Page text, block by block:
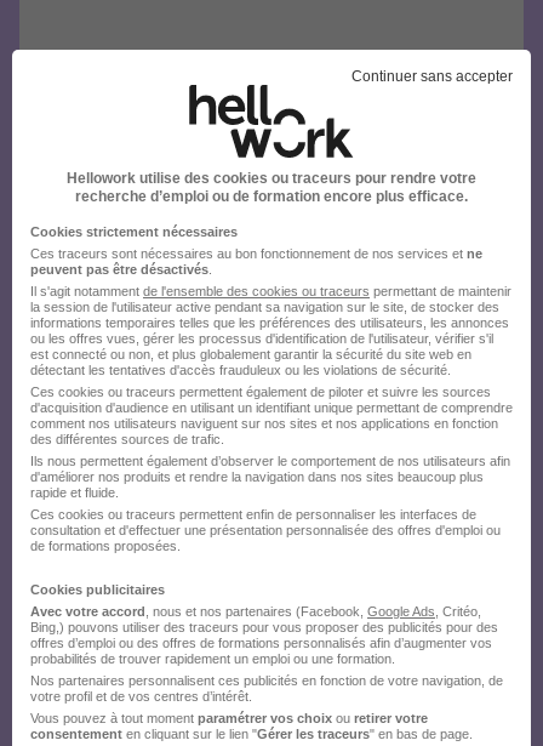
Continuer sans accepter
Hellowork utilise des cookies ou traceurs pour rendre votre
recherche d’emploi ou de formation encore plus efficace.
Cookies strictement nécessaires
Ces traceurs sont nécessaires au bon fonctionnement de nos services et ne
peuvent pas être désactivés
Il s'agit notamment de l'ensemble des cookies ou traceurs permettant de maintenir
la session de l'utilisateur active pendant sa navigation sur le site, de stocker des
informations temporaires telles que les préférences des utilisateurs, les annonces
ou les offres vues, gérer les processus d'identification de l'utilisateur, vérifier s'il
est connecté ou non, et plus globalement garantir la sécurité du site web en
détectant les tentatives d'accès frauduleux ou les violations de sécurité.
Ces cookies ou traceurs permettent également de piloter et suivre les sources
d'acquisition d'audience en utilisant un identifiant unique permettant de comprendre
comment nos utilisateurs naviguent sur nos sites et nos applications en fonction
des différentes sources de trafic.
Ils nous permettent également d’observer le comportement de nos utilisateurs afin
d'améliorer nos produits et rendre la navigation dans nos sites beaucoup plus
rapide et fluide.
Ces cookies ou traceurs permettent enfin de personnaliser les interfaces de
consultation et d'effectuer une présentation personnalisée des offres d'emploi ou
de formations proposées.
Cookies publicitaires
Avec votre accord , nous et nos partenaires (Facebook, Google Ads , Critéo,
Bing,) pouvons utiliser des traceurs pour vous proposer des publicités pour des
offres d’emploi ou des offres de formations personnalisés afin d’augmenter vos
probabilités de trouver rapidement un emploi ou une formation.
Nos partenaires personnalisent ces publicités en fonction de votre navigation, de
votre profil et de vos centres d’intérêt.
Vous pouvez à tout moment paramétrer vos choix ou retirer votre
consentement en cliquant sur le lien "Gérer les traceurs" en bas de page.